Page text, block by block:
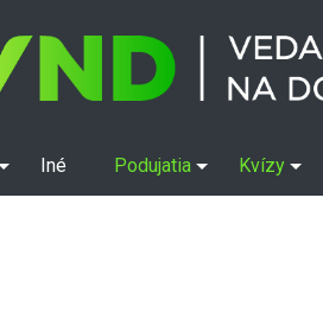
Iné Podujatia Kvízy